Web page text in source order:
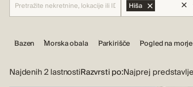
Hiša
Bazen Morska obala Parkirišče Pogled na morje
Najdenih 2 lastnostiRazvrsti po: